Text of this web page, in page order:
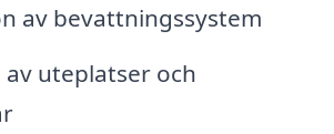
av bevattningssystem
av uteplatser och